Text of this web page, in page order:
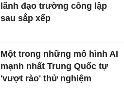
lãnh đạo trường công lập
sau sắp xếp
Một trong những mô hình AI
mạnh nhất Trung Quốc tự
'vượt rào' thử nghiệm